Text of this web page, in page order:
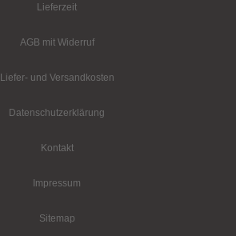
Lieferzeit
AGB mit Widerruf
Liefer- und Versandkosten
Datenschutz­erklärung
Kontakt
Impressum
Sitemap